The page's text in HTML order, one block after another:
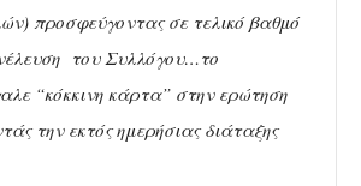
προσφεύγοντας σε τελικό βαθμό
του Συλλόγου…το
“κόκκινη κάρτα” στην ερώτηση
την εκτός ημερήσιας διάταξης